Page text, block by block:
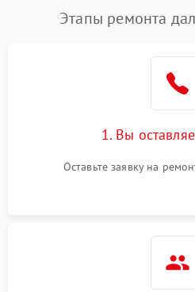
Этапы ремонта
1. Вы
Оставьте заявку на